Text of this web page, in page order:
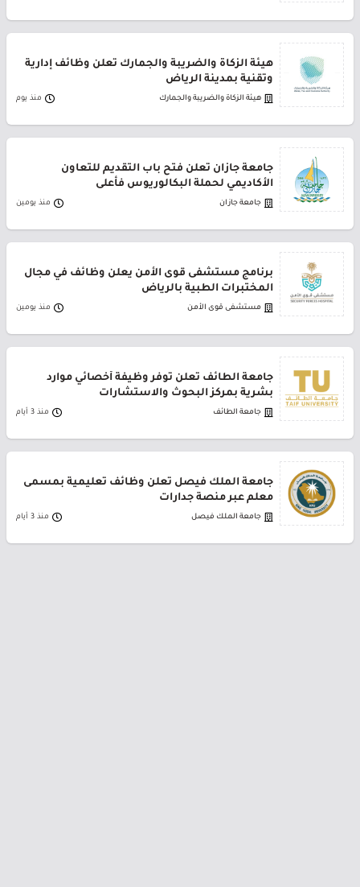
هيئة الزكاة والضريبة والجمارك تعلن وظائف إدارية
وتقنية بمدينة الرياض
هيئة الزكاة والضريبة والجمارك منذ يوم
جامعة جازان تعلن فتح باب التقديم للتعاون
الأكاديمي لحملة البكالوريوس فأعلى
جامعة جازان منذ يومين
برنامج مستشفى قوى الأمن يعلن وظائف في مجال
المختبرات الطبية بالرياض
مستشفى قوى الأمن منذ يومين
جامعة الطائف تعلن توفر وظيفة أخصائي موارد
بشرية بمركز البحوث والاستشارات
جامعة الطائف منذ 3 أيام
جامعة الملك فيصل تعلن وظائف تعليمية بمسمى
معلم عبر منصة جدارات
جامعة الملك فيصل منذ 3 أيام